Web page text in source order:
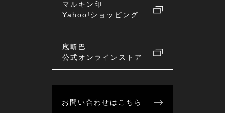
マルキン印
Yahoo!ショッピング
庖斬巴
公式オンラインストア
お問い合わせはこちら